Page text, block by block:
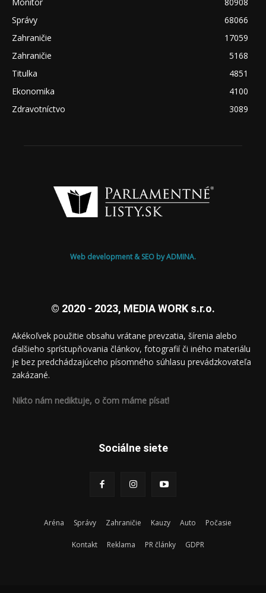
Správy
68066
Zahraničie
17059
Zahraničie
5168
Titulka
4851
Ekonomika
4100
Zdravotníctvo
3089
Web development & SEO by ADMINA.
© 2020 - 2023, MEDIA WORK s.r.o.
Akékoľvek použitie obsahu vrátane prevzatia, šírenia alebo
ďalšieho sprístupňovania článkov, fotografií či iného materiálu
je bez predchádzajúceho písomného súhlasu prevádzkovateľa
zakázané.
Nikto nám nediktuje, o čom máme písať!
Sociálne siete
Aréna Správy Zahraničie Kauzy Auto Počasie
Kontakt Reklama PR články GDPR